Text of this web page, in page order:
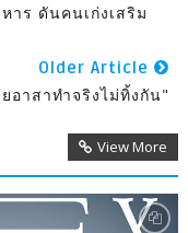
าร ดันคนเก่งเสริม
Older Article
อาสาทำจริงไม่ทิ้งกัน"
View More